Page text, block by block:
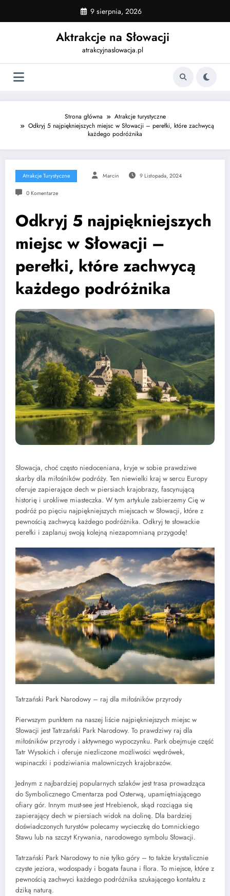
content
9 sierpnia, 2026
Aktrakcje na Słowacji
atrakcyjnaslowacja.pl
Strona główna
Atrakcje turystyczne
Odkryj 5 najpiękniejszych miejsc w Słowacji – perełki, które zachwycą
każdego podróżnika
Atrakcje Turystyczne Marcin 9 Listopada, 2024
0 Komentarze
Odkryj 5 najpiękniejszych
miejsc w Słowacji –
perełki, które zachwycą
każdego podróżnika
Słowacja, choć często niedoceniana, kryje w sobie prawdziwe
skarby dla miłośników podróży. Ten niewielki kraj w sercu Europy
oferuje zapierające dech w piersiach krajobrazy, fascynującą
historię i urokliwe miasteczka. W tym artykule zabierzemy Cię w
podróż po pięciu najpiękniejszych miejscach w Słowacji, które z
pewnością zachwycą każdego podróżnika. Odkryj te słowackie
perełki i zaplanuj swoją kolejną niezapomnianą przygodę!
Tatrzański Park Narodowy – raj dla miłośników przyrody
Pierwszym punktem na naszej liście najpiękniejszych miejsc w
Słowacji jest Tatrzański Park Narodowy. To prawdziwy raj dla
miłośników przyrody i aktywnego wypoczynku. Park obejmuje część
Tatr Wysokich i oferuje niezliczone możliwości wędrówek,
wspinaczki i podziwiania malowniczych krajobrazów.
Jednym z najbardziej popularnych szlaków jest trasa prowadząca
do Symbolicznego Cmentarza pod Osterwą, upamiętniającego
ofiary gór. Innym must-see jest Hrebienok, skąd rozciąga się
zapierający dech w piersiach widok na dolinę. Dla bardziej
doświadczonych turystów polecamy wycieczkę do Łomnickiego
Stawu lub na szczyt Krywania, narodowego symbolu Słowacji.
Tatrzański Park Narodowy to nie tylko góry – to także krystalicznie
czyste jeziora, wodospady i bogata fauna i flora. To miejsce, które z
pewnością zachwyci każdego podróżnika szukającego kontaktu z
dziką naturą.